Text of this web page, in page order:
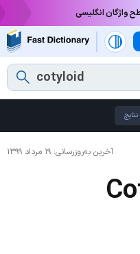
واژگان انگلیسی
آخرین به‌روزرسانی: ۱۹ مرداد ۱۳۹۹